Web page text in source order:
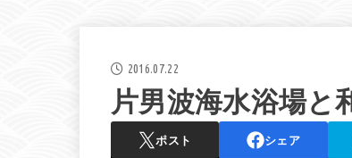
2016.07.22
片男波海水浴場と
ポスト シェア